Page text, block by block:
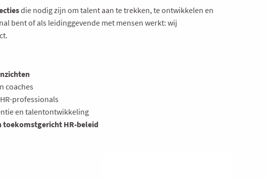
die nodig zijn om talent aan te trekken, te ontwikkelen en
bent of als leidinggevende met mensen werkt: wij
coaches
professionals
en talentontwikkeling
toekomstgericht HR-beleid